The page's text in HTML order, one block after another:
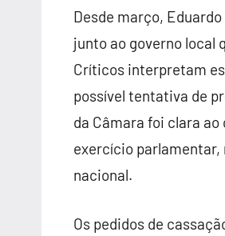
Desde março,
junto ao governo local
Críticos interpretam
possível tentativa de
da Câmara foi clara
exercício parlamentar,
nacional.
Os pedidos de